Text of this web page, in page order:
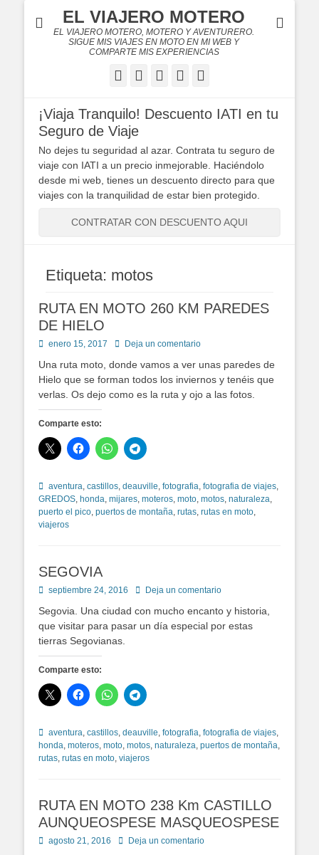
EL VIAJERO MOTERO
EL VIAJERO MOTERO, MOTERO Y AVENTURERO.
SIGUE MIS VIAJES EN MOTO EN MI WEB Y
COMPARTE MIS EXPERIENCIAS
Facebook
Twitter
FlickrYouTube
¡Viaja Tranquilo! Descuento IATI en tu
Seguro de Viaje
No dejes tu seguridad al azar. Contrata tu seguro de
viaje con IATI a un precio inmejorable. Haciéndolo
desde mi web, tienes un descuento directo para que
viajes con la tranquilidad de estar bien protegido.
CONTRATAR CON DESCUENTO AQUI
Etiqueta: motos
RUTA EN MOTO 260 KM PAREDES
DE HIELO
Publicado
enero 15, 2017 Deja un comentario
Una ruta moto, donde vamos a ver unas paredes de
Hielo que se forman todos los inviernos y tenéis que
verlas. Os dejo como es la ruta y ojo a las fotos.
Comparte esto:
Etiquetas
aventura, castillos, deauville, fotografia, fotografia de viajes,
GREDOS, honda, mijares, moteros, moto, motos, naturaleza,
puerto el pico, puertos de montaña, rutas, rutas en moto,
viajeros
SEGOVIA
Publicado
septiembre 24, 2016 Deja un comentario
Segovia. Una ciudad con mucho encanto y historia,
que visitar para pasar un día especial por estas
tierras Segovianas.
Comparte esto:
Etiquetas
aventura, castillos, deauville, fotografia, fotografia de viajes,
honda, moteros, moto, motos, naturaleza, puertos de montaña,
rutas, rutas en moto, viajeros
RUTA EN MOTO 238 Km CASTILLO
AUNQUEOSPESE MASQUEOSPESE
Publicado
agosto 21, 2016 Deja un comentario